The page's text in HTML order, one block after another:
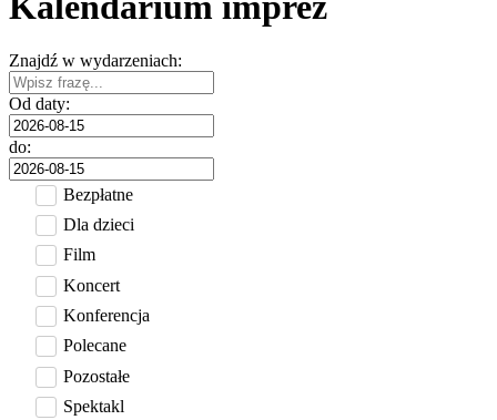
Znajdź w wydarzeniach:
Od daty:
do:
Bezpłatne
Dla dzieci
Film
Koncert
Konferencja
Polecane
Pozostałe
Spektakl